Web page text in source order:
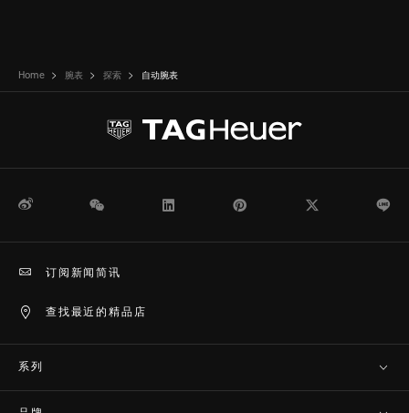
Home 腕表 探索 自动腕表
微博 WeChat Pinterest
查找最近的精品店
订阅新闻简讯
系列